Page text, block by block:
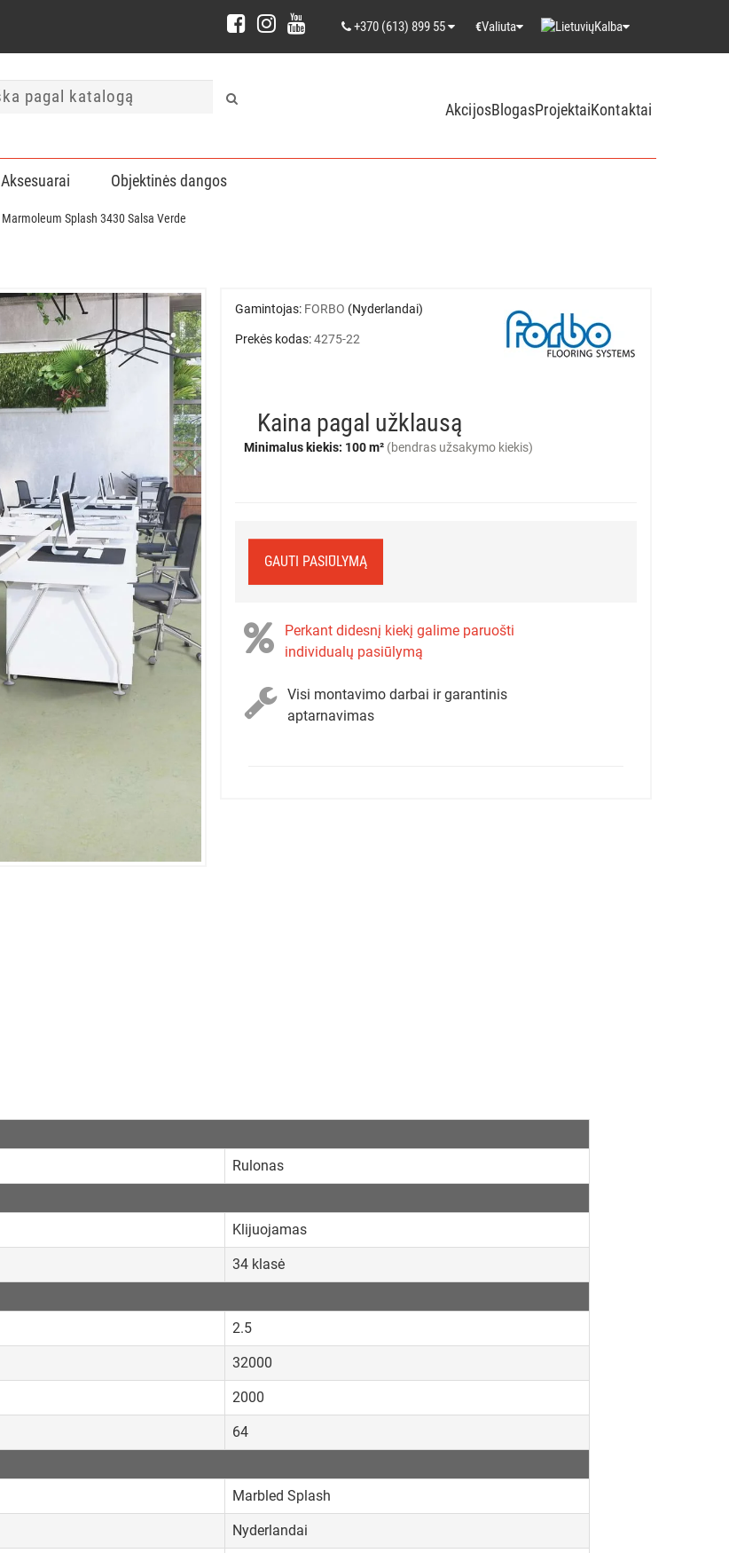
+370 (613) 899 55 €Valiuta Kalba
AkcijosBlogasProjektaiKontaktai
Aksesuarai Objektinės dangos
Marmoleum Splash 3430 Salsa Verde
Gamintojas: FORBO (Nyderlandai)
Prekės kodas:4275-22
Kaina pagal užklausą
Minimalus kiekis: 100 m² (bendras užsakymo kiekis)
GAUTI PASIŪLYMĄ
Perkant didesnį kiekį galime paruošti
individualų pasiūlymą
Visi montavimo darbai ir garantinis
aptarnavimas
Rulonas
Klijuojamas
34 klasė
2.5
32000
2000
64
Marbled Splash
Nyderlandai